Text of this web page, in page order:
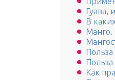
Гуава,
В
Манго.
Как